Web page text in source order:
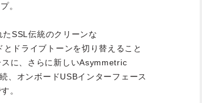
。
SSL伝統のクリーンな
ドライブトーンを切り替えること
に、さらに新しいAsymmetric
、オンボードUSBインターフェース
。